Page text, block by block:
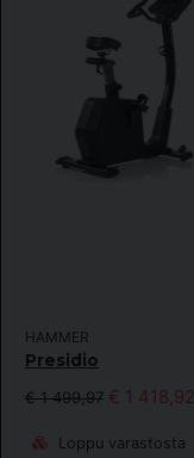
HAMMER
Presidio
€ 1 499,97 € 1 418,92
Loppu varastosta